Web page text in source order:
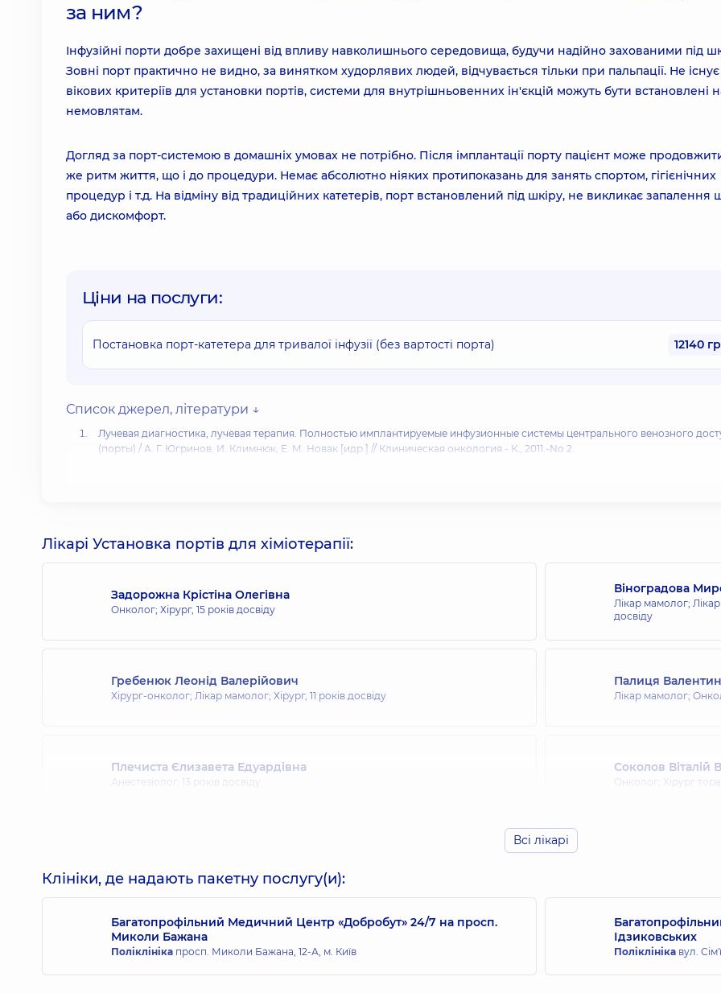
за ним?
Інфузійні порти добре захищені від впливу навколишнього середовища, будучи надійно захованими під
Зовні порт практично не видно, за винятком худорлявих людей, відчувається тільки при пальпації. Не існує
вікових критеріїв для установки портів, системи для внутрішньовенних ін'єкцій можуть бути встановлені
немовлятам.
Догляд за порт-системою в домашніх умовах не потрібно. Після імплантації порту пацієнт може
же ритм життя, що і до процедури. Немає абсолютно ніяких протипоказань для занять спортом, гігієнічних
процедур і т.д. На відміну від традиційних катетерів, порт встановлений під шкіру, не викликає запалення
або дискомфорт.
Ціни на послуги:
Постановка порт-катетера для тривалої інфузії (без вартості порта) 12140
Список джерел, літератури ↓
Лучевая диагностика, лучевая терапия. Полностью имплантируемые инфузионные системы центрального венозного
(порты) / А. Г. Югринов, И. Климнюк, Е. М. Новак [идр.] // Клиническая онкология.- К., 2011.-No 2.
Центральные венозные порты - продолженная инфузионная терапия / М. Ю. Шерстнев [и др.] // Клиническая больница.-
С.60-63.
// I. Vasc. Interv. Radiolology. - 1997. -No 8.-Р. 443-447.
Cancer.Net. Catheters and Ports in Cancer Treatment
. Approved by the Cancer.Net Editorial Board, 12/2020.
Лікарі Установка портів для хіміотерапії:
Задорожна Крістіна Олегівна
Онколог; Хірург, 15 років досвіду
Віноградова
Лікар мамолог;
досвіду
Гребенюк Леонід Валерійович
Хірург-онколог; Лікар мамолог; Хірург, 11 років досвіду
Палиця
Лікар мамолог;
Плечиста Єлизавета Едуардівна
Анестезіолог, 13 років досвіду
Соколов Віталій
Онколог; Хірург
Всі лікарі
Клініки, де надають пакетну послугу(и):
Багатопрофільний Медичний Центр «Добробут» 24/7 на просп.
Миколи Бажана
Поліклініка просп. Миколи Бажана, 12-А, м. Київ
Ідзиковських
Поліклініка вул.